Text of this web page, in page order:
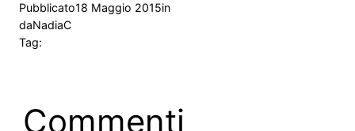
Pubblicato18 Maggio 2015in
daNadiaC
Tag:
Commenti